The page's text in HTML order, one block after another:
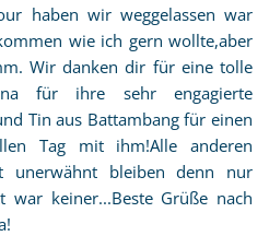
haben wir weggelassen war
wie ich gern wollte,aber
Wir danken dir für eine tolle
für ihre sehr engagierte
Tin aus Battambang für einen
Tag mit ihm!Alle anderen
unerwähnt bleiben denn nur
war keiner...Beste Grüße nach